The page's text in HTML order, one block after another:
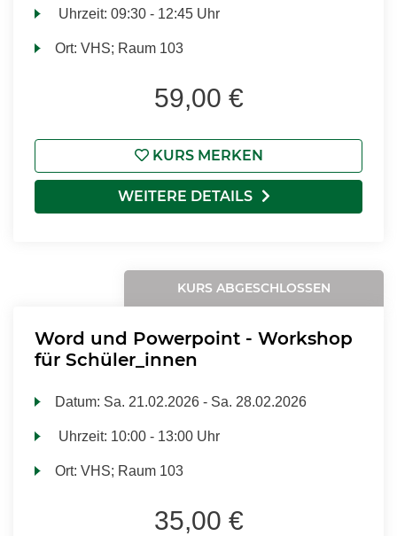
Uhrzeit:09:30 - 12:45 Uhr
Ort:VHS; Raum 103
59,00 €
KURS MERKEN
WEITERE DETAILS
KURS ABGESCHLOSSEN
Word und Powerpoint - Workshop
für Schüler_innen
Datum: Sa. 21.02.2026 - Sa. 28.02.2026
Uhrzeit: 10:00 - 13:00 Uhr
Ort:VHS; Raum 103
35,00 €